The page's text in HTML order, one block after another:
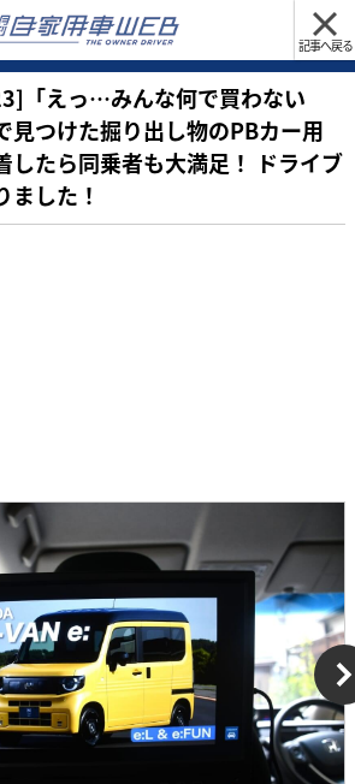
記事へ戻る
「えっ…みんな何で買わない
見つけた掘り出し物のPBカー用
したら同乗者も大満足！ ドライブ
ました！